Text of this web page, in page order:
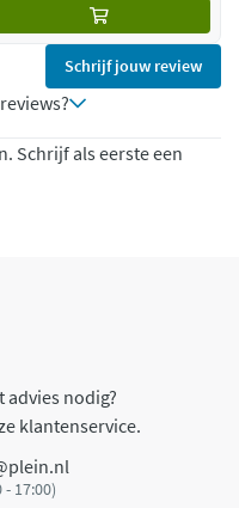
Schrijf jouw review
Schrijf als eerste een
advies nodig?
klantenservice.
17:00)